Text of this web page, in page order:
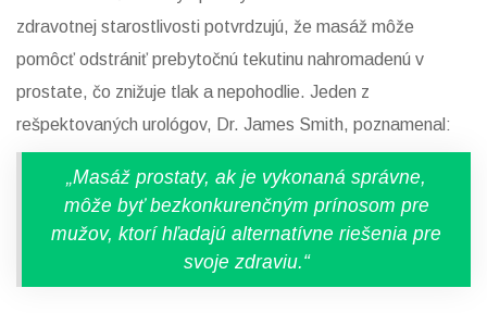
zdravotnej starostlivosti potvrdzujú, že masáž môže
pomôcť odstrániť prebytočnú tekutinu nahromadenú v
prostate, čo znižuje tlak a nepohodlie. Jeden z
rešpektovaných urológov, Dr. James Smith, poznamenal:
„Masáž prostaty, ak je vykonaná správne,
môže byť bezkonkurenčným prínosom pre
mužov, ktorí hľadajú alternatívne riešenia pre
svoje zdraviu.“